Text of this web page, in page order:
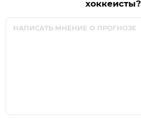
хоккеисты?